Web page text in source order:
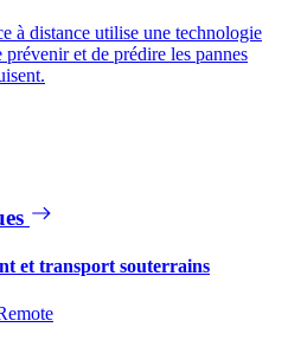
à distance utilise une technologie
et de prédire les pannes
et transport souterrains